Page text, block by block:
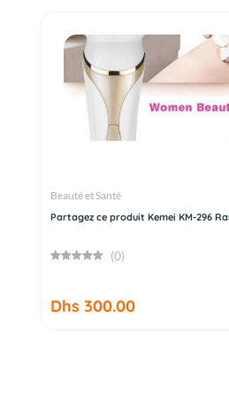
Beauté et Santé
Partagez ce produit Kemei KM-
(0)
Dhs 300.00